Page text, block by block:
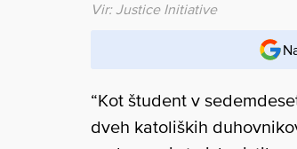
Vir: Justice Initiative
“Kot študent v
dveh katoliških